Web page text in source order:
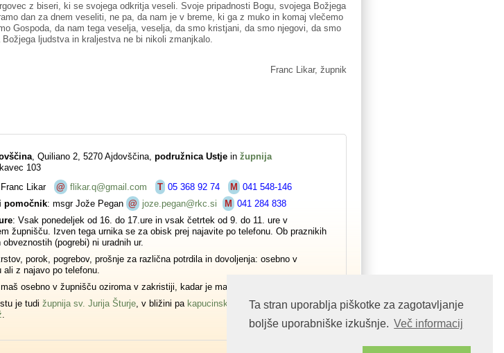
Ta stran uporablja piškotke za zagotavljanje
boljše uporabniške izkušnje. Več informacij
z biseri, ki se svojega odkritja veseli. Svoje pripadnosti Bogu, svojega Božjega
dan za dnem veseliti, ne pa, da nam je v breme, ki ga z muko in komaj vlečemo
Gospoda, da nam tega veselja, veselja, da smo kristjani, da smo njegovi, da smo
Božjega ljudstva in kraljestva ne bi nikoli zmanjkalo.
Franc Likar, župnik
, Quiliano 2, 5270 Ajdovščina, podružnica Ustje in župnija
103
Likar @ flikar.q@gmail.com T 05 368 92 74 M 041 548-146
pomočnik: msgr Jože Pegan @ joze.pegan@rkc.si M 041 284 838
: Vsak ponedeljek od 16. do 17.ure in vsak četrtek od 9. do 11. ure v
župnišču. Izven tega urnika se za obisk prej najavite po telefonu. Ob praznikih
obveznostih (pogrebi) ni uradnih ur.
porok, pogrebov, prošnje za različna potrdila in dovoljenja: osebno v
ali z najavo po telefonu.
osebno v župnišču oziroma v zakristiji, kadar je maša.
je tudi župnija sv. Jurija Šturje , v bližini pa kapucinski samostan in župnija